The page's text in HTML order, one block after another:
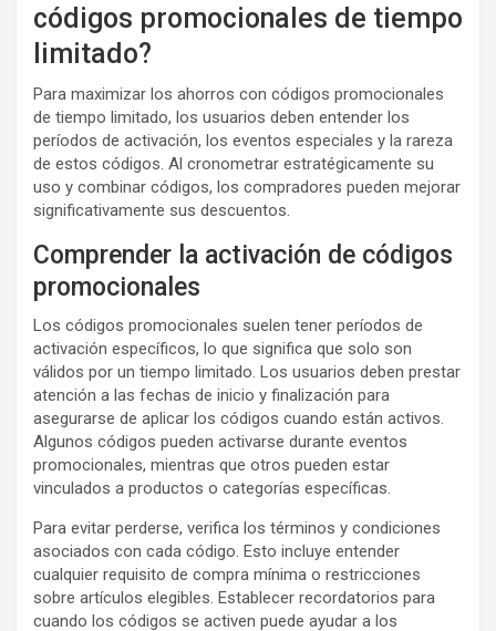
códigos promocionales de tiempo
limitado?
Para maximizar los ahorros con códigos promocionales
de tiempo limitado, los usuarios deben entender los
períodos de activación, los eventos especiales y la rareza
de estos códigos. Al cronometrar estratégicamente su
uso y combinar códigos, los compradores pueden mejorar
significativamente sus descuentos.
Comprender la activación de códigos
promocionales
Los códigos promocionales suelen tener períodos de
activación específicos, lo que significa que solo son
válidos por un tiempo limitado. Los usuarios deben prestar
atención a las fechas de inicio y finalización para
asegurarse de aplicar los códigos cuando están activos.
Algunos códigos pueden activarse durante eventos
promocionales, mientras que otros pueden estar
vinculados a productos o categorías específicas.
Para evitar perderse, verifica los términos y condiciones
asociados con cada código. Esto incluye entender
cualquier requisito de compra mínima o restricciones
sobre artículos elegibles. Establecer recordatorios para
cuando los códigos se activen puede ayudar a los